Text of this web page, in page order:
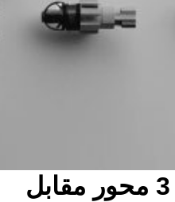
الانقسام التقني: 3 محور مقابل